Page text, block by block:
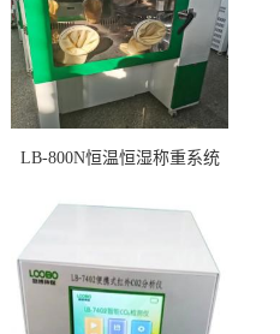
LB-800N恒温恒湿称重系统